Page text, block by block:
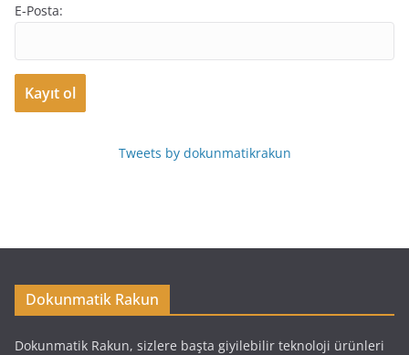
E-Posta:
Tweets by dokunmatikrakun
Dokunmatik Rakun
Dokunmatik Rakun, sizlere başta giyilebilir teknoloji ürünleri